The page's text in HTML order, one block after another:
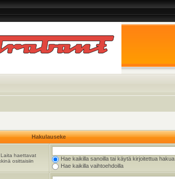
Hakulauseke
haettavat
osittaisiin
Hae kaikilla sanoilla tai käytä kirjoitettua hakua
Hae kaikilla vaihtoehdoilla